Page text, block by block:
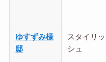
ゆすずみ様
邸
スタイリッ
シュ